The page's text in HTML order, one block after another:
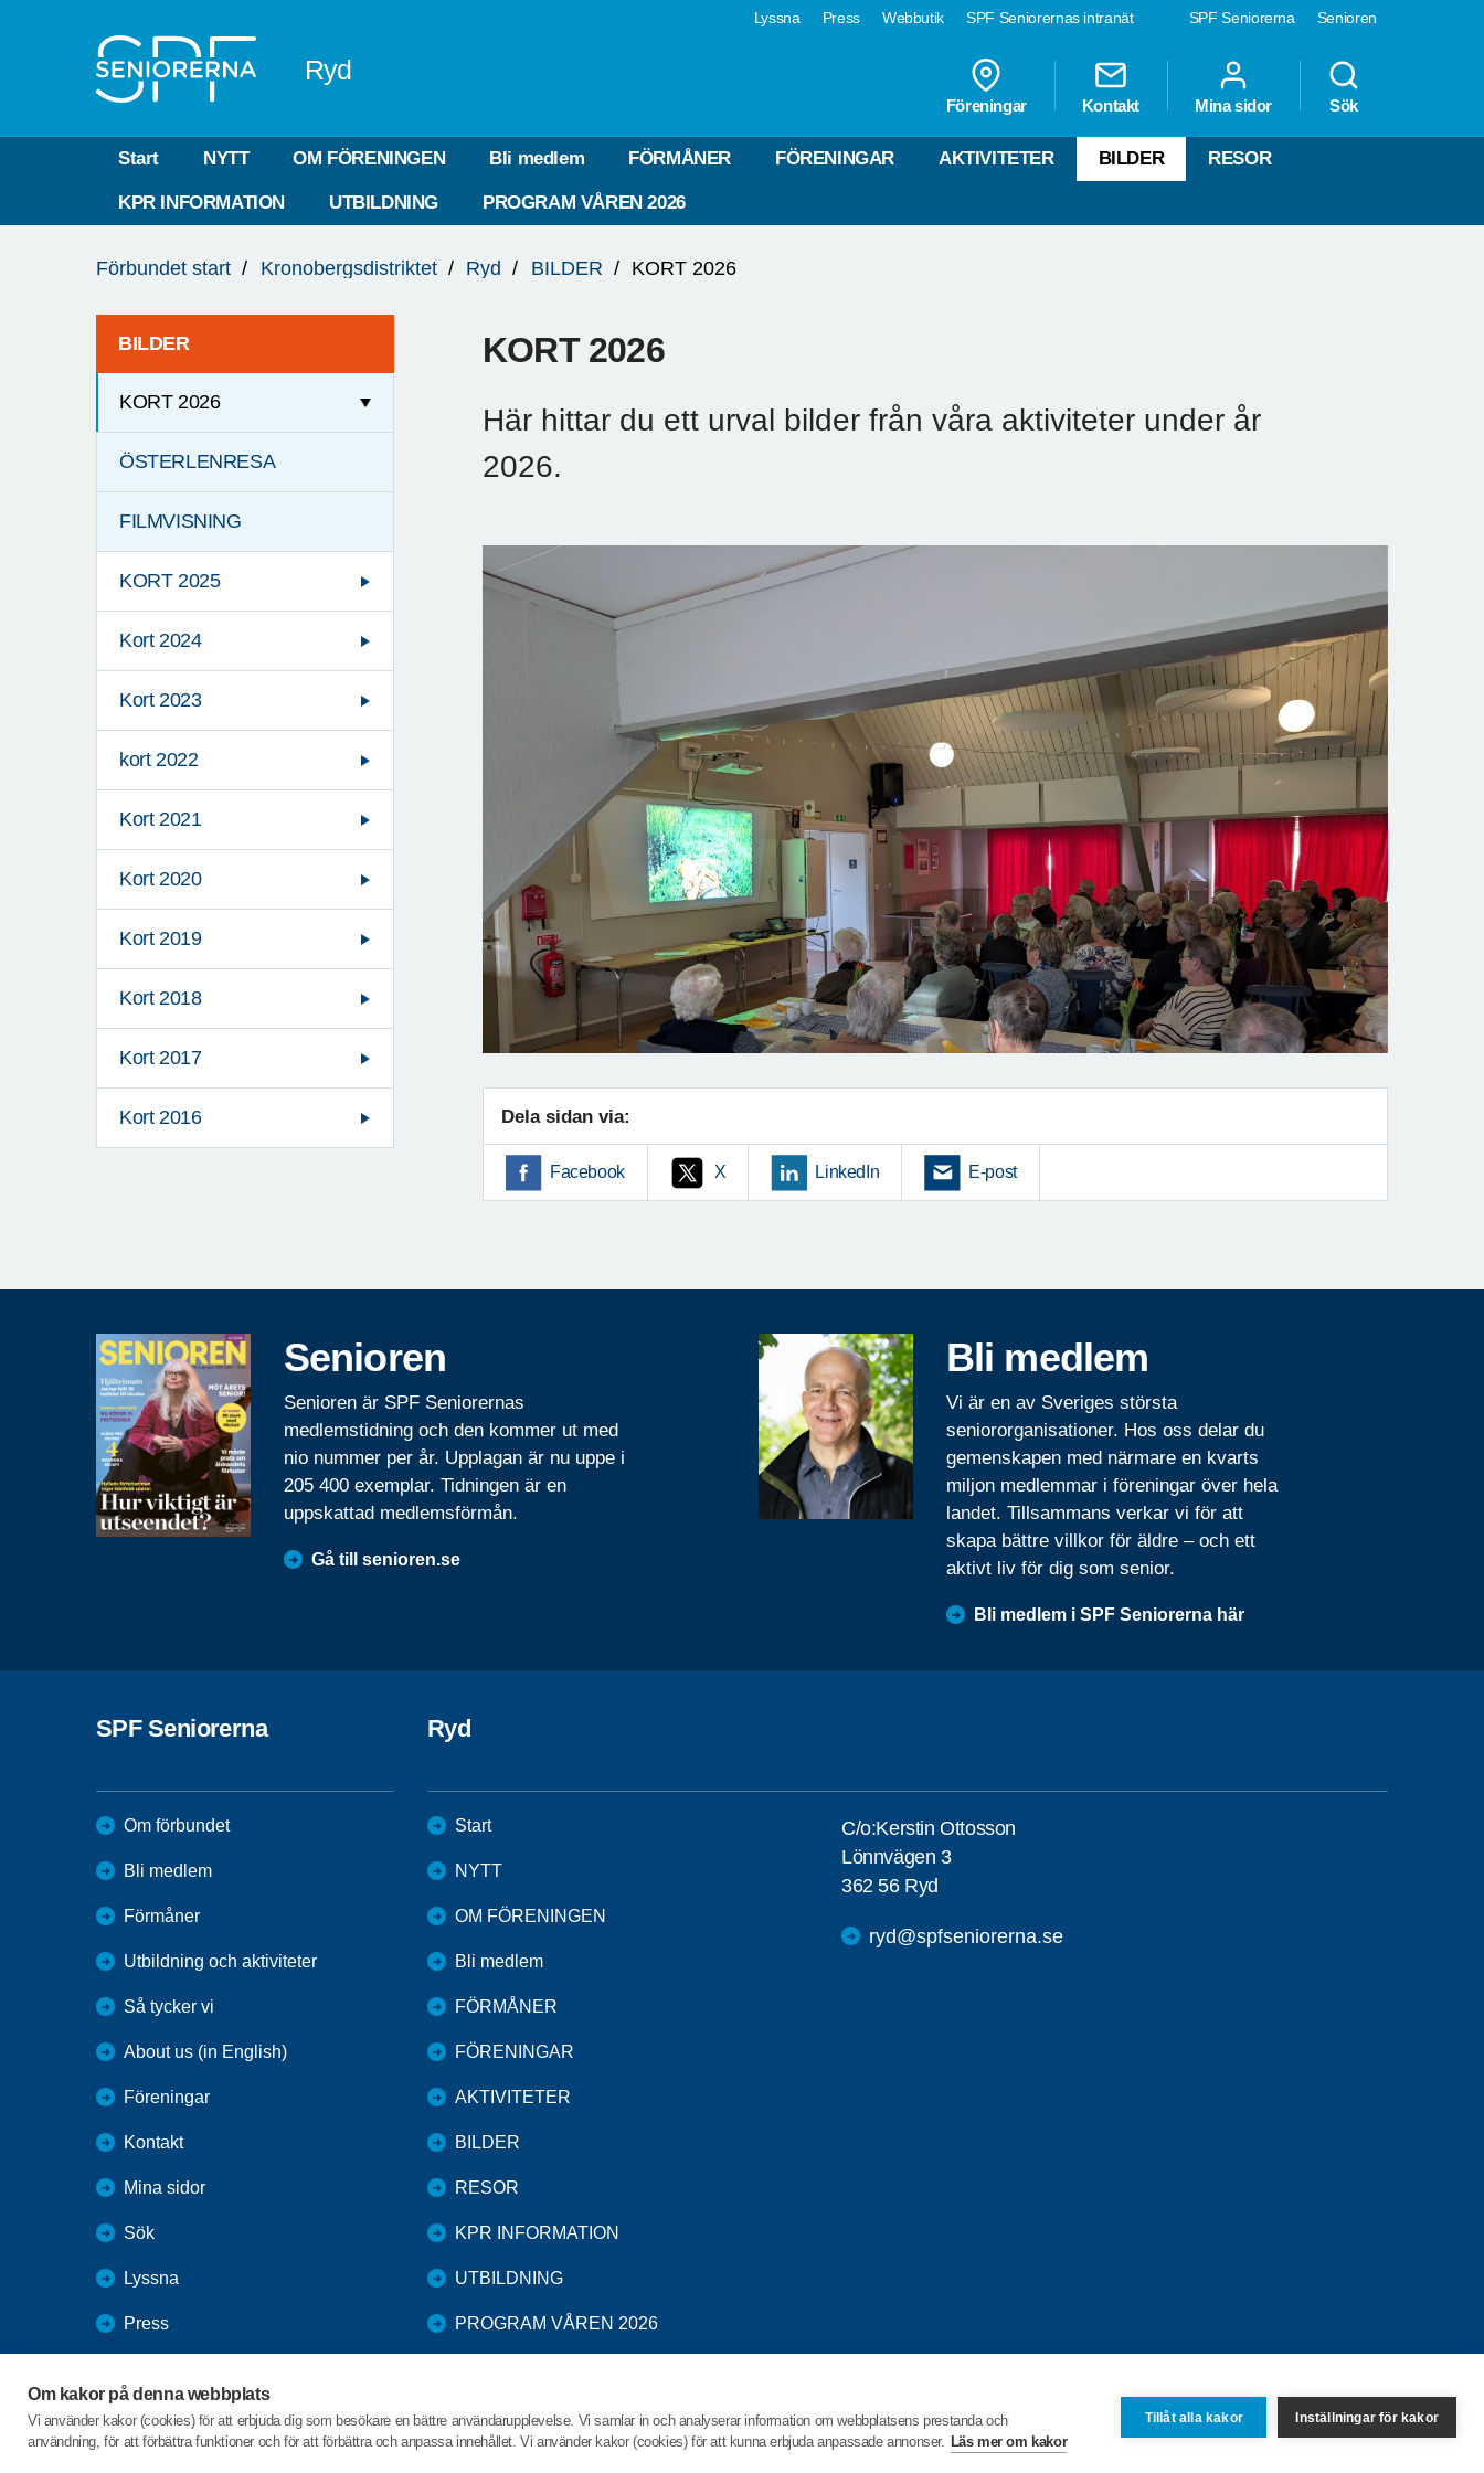
Om kakor på denna webbplats
Vi använder kakor (cookies) för att erbjuda dig som besökare en bättre användarupplevelse. Vi samlar in och analyserar information om webbplatsens prestanda och
användning, för att förbättra funktioner och för att förbättra och anpassa innehållet. Vi använder kakor (cookies) för att kunna erbjuda anpassade annonser. Läs mer om kakor
Tillåt alla kakor Inställningar för kakor
SPF Seniorerna Senioren
Lyssna Press Webbutik SPF Seniorernas intranät
Ryd
Föreningar Kontakt Mina sidor Sök
Start NYTT OM FÖRENINGEN Bli medlem FÖRMÅNER FÖRENINGAR AKTIVITETER BILDER RESOR
KPR INFORMATION UTBILDNING PROGRAM VÅREN 2026
är
Förbundet start Kronobergsdistriktet Ryd BILDER KORT 2026
BILDER
KORT 2026
ÖSTERLENRESA
FILMVISNING
KORT 2025
Kort 2024
Kort 2023
kort 2022
Kort 2021
Kort 2020
Kort 2019
Kort 2018
Kort 2017
Kort 2016
KORT 2026
Här hittar du ett urval bilder från våra aktiviteter under år
2026.
Dela sidan via:
Facebook X LinkedIn E-post
Senioren
Senioren är SPF Seniorernas
medlemstidning och den kommer ut med
nio nummer per år. Upplagan är nu uppe i
205 400 exemplar. Tidningen är en
uppskattad medlemsförmån.
Gå till senioren.se
Bli medlem
Vi är en av Sveriges största
seniororganisationer. Hos oss delar du
gemenskapen med närmare en kvarts
miljon medlemmar i föreningar över hela
landet. Tillsammans verkar vi för att
skapa bättre villkor för äldre – och ett
aktivt liv för dig som senior.
Bli medlem i SPF Seniorerna här
SPF Seniorerna
Om förbundet
Bli medlem
Förmåner
Utbildning och aktiviteter
Så tycker vi
About us (in English)
Föreningar
Kontakt
Mina sidor
Sök
Lyssna
Press
SPF Seniorernas intranät
Ryd
Start
NYTT
OM FÖRENINGEN
Bli medlem
FÖRMÅNER
FÖRENINGAR
AKTIVITETER
BILDER
RESOR
KPR INFORMATION
UTBILDNING
PROGRAM VÅREN 2026
C/o:Kerstin Ottosson
Lönnvägen 3
362 56 Ryd
ryd@spfseniorerna.se